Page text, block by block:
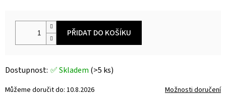
✅ Skladem (>5 ks)
Můžeme doručit do: 10.8.2026 Možnosti doručení
PŘIDAT DO KOŠÍKU